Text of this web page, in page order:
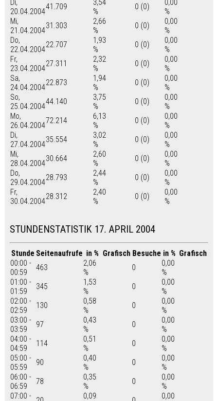
Di,
20.04.2004
41.709
3,54
%
0 (0)
0,00
%
Mi,
21.04.2004
31.303
2,66
%
0 (0)
0,00
%
Do,
22.04.2004
22.707
1,93
%
0 (0)
0,00
%
Fr,
23.04.2004
27.311
2,32
%
0 (0)
0,00
%
Sa,
24.04.2004
22.873
1,94
%
0 (0)
0,00
%
So,
25.04.2004
44.140
3,75
%
0 (0)
0,00
%
Mo,
26.04.2004
72.214
6,13
%
0 (0)
0,00
%
Di,
27.04.2004
35.554
3,02
%
0 (0)
0,00
%
Mi,
28.04.2004
30.664
2,60
%
0 (0)
0,00
%
Do,
29.04.2004
28.793
2,44
%
0 (0)
0,00
%
Fr,
30.04.2004
28.312
2,40
%
0 (0)
0,00
%
STUNDENSTATISTIK 17. APRIL 2004
Stunde Seitenaufrufe in % Grafisch Besuche in % Grafisch
00:00 -
00:59
463
2,06
%
0
0,00
%
01:00 -
01:59
345
1,53
%
0
0,00
%
02:00 -
02:59
130
0,58
%
0
0,00
%
03:00 -
03:59
97
0,43
%
0
0,00
%
04:00 -
04:59
114
0,51
%
0
0,00
%
05:00 -
05:59
90
0,40
%
0
0,00
%
06:00 -
06:59
78
0,35
%
0
0,00
%
07:00 -
0,09
0,00